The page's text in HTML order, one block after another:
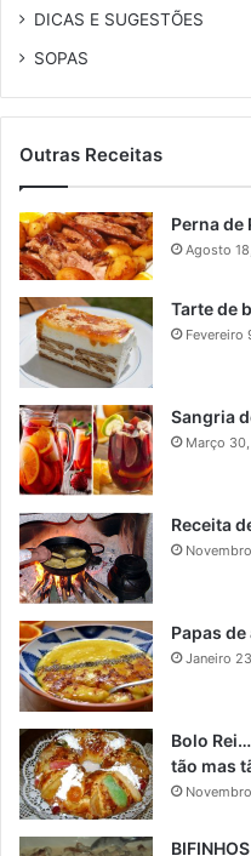
DICAS E SUGESTÕES
SOPAS
Outras Receitas
Perna de
Agosto
Tarte de
Fevereiro
Sangria
Março
Receita
Papas
Janeiro
Bolo
tão mas